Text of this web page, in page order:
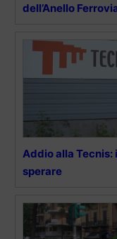
dell’Anello
Addio alla
sperare